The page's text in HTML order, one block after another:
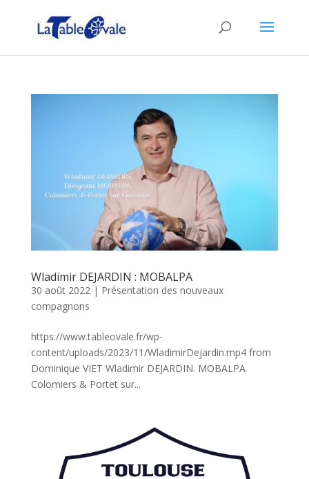
Wladimir DEJARDIN : MOBALPA
30 août 2022| Présentation des nouveaux
compagnons
https://www.tableovale.fr/wp-
content/uploads/2023/11/WladimirDejardin.mp4 from
Dominique VIET Wladimir DEJARDIN. MOBALPA
Colomiers & Portet sur...